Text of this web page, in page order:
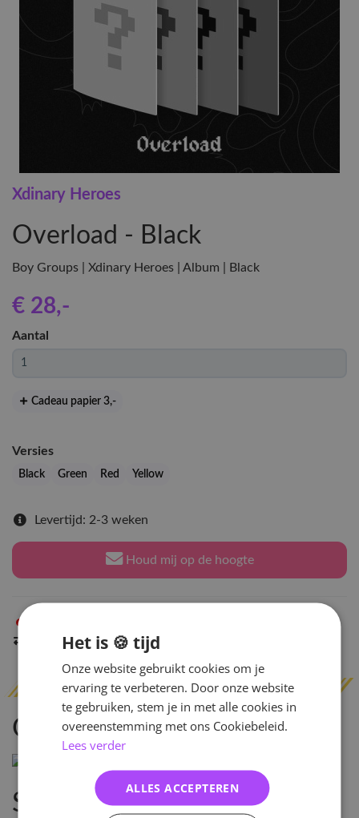
Xdinary Heroes
Overload - Black
Boy Groups | Xdinary Heroes | Album | Black
€ 28,-
Aantal
Cadeau papier 3,-
Versies
Black Green Red Yellow
Levertijd: 2-3 weken
Houd mij op de hoogte
Indien op voorraadbinnen 2 werkdagen
Omschrijving
Specificaties
Het is 🍪 tijd
Onze website gebruikt cookies om je
ervaring te verbeteren. Door onze website
te gebruiken, stem je in met alle cookies in
overeenstemming met ons Cookiebeleid.
Lees verder
ALLES ACCEPTEREN